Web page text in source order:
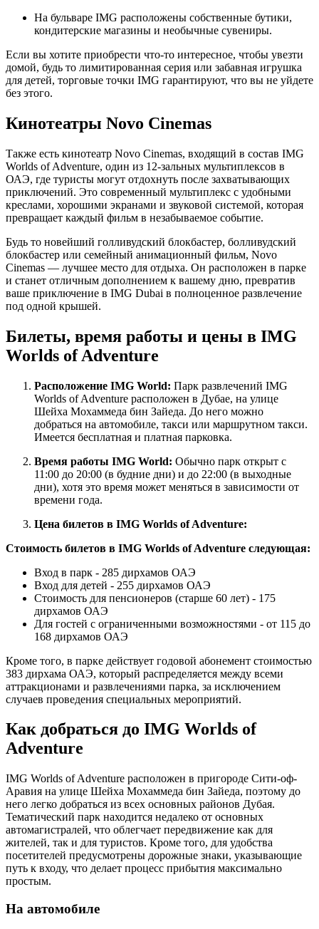
На бульваре IMG расположены собственные бутики,
кондитерские магазины и необычные сувениры.
Если вы хотите приобрести что-то интересное, чтобы увезти
домой, будь то лимитированная серия или забавная игрушка
для детей, торговые точки IMG гарантируют, что вы не уйдете
без этого.
Кинотеатры Novo Cinemas
Также есть кинотеатр Novo Cinemas, входящий в состав IMG
Worlds of Adventure, один из 12-зальных мультиплексов в
ОАЭ, где туристы могут отдохнуть после захватывающих
приключений. Это современный мультиплекс с удобными
креслами, хорошими экранами и звуковой системой, которая
превращает каждый фильм в незабываемое событие.
Будь то новейший голливудский блокбастер, болливудский
блокбастер или семейный анимационный фильм, Novo
Cinemas — лучшее место для отдыха. Он расположен в парке
и станет отличным дополнением к вашему дню, превратив
ваше приключение в IMG Dubai в полноценное развлечение
под одной крышей.
Билеты, время работы и цены в IMG
Worlds of Adventure
Расположение IMG World: Парк развлечений IMG
Worlds of Adventure расположен в Дубае, на улице
Шейха Мохаммеда бин Зайеда. До него можно
добраться на автомобиле, такси или маршрутном такси.
Имеется бесплатная и платная парковка.
Время работы IMG World: Обычно парк открыт с
11:00 до 20:00 (в будние дни) и до 22:00 (в выходные
дни), хотя это время может меняться в зависимости от
времени года.
Цена билетов в IMG Worlds of Adventure:
Стоимость билетов в IMG Worlds of Adventure следующая:
Вход в парк - 285 дирхамов ОАЭ
Вход для детей - 255 дирхамов ОАЭ
Стоимость для пенсионеров (старше 60 лет) - 175
дирхамов ОАЭ
Для гостей с ограниченными возможностями - от 115 до
168 дирхамов ОАЭ
Кроме того, в парке действует годовой абонемент стоимостью
383 дирхама ОАЭ, который распределяется между всеми
аттракционами и развлечениями парка, за исключением
случаев проведения специальных мероприятий.
Как добраться до IMG Worlds of
Adventure
IMG Worlds of Adventure расположен в пригороде Сити-оф-
Аравия на улице Шейха Мохаммеда бин Зайеда, поэтому до
него легко добраться из всех основных районов Дубая.
Тематический парк находится недалеко от основных
автомагистралей, что облегчает передвижение как для
жителей, так и для туристов. Кроме того, для удобства
посетителей предусмотрены дорожные знаки, указывающие
путь к входу, что делает процесс прибытия максимально
простым.
На автомобиле